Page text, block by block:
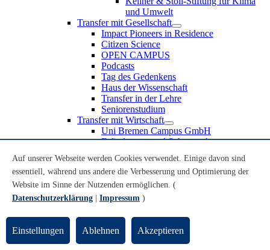
und Umwelt
Transfer mit Gesellschaft
Impact Pioneers in Residence
Citizen Science
OPEN CAMPUS
Podcasts
Tag des Gedenkens
Haus der Wissenschaft
Transfer in der Lehre
Seniorenstudium
Transfer mit Wirtschaft
Uni Bremen Campus GmbH
Erfindungen und Schutzrechte
Recruiting an der Universität Bremen
Weiterbildung an der Universität Bremen
Transfer mit Schule
Schülerinnen und Schüler
Schulklassen
Lehrkräfte
Gründungsunterstützung
Auf unserer Webseite werden Cookies verwendet. Einige davon sind
essentiell, während uns andere die Verbesserung und Optimierung der
Website im Sinne der Nutzenden ermöglichen. (
Datenschutzerklärung
Impressum )
Einstellungen Ablehnen Akzeptieren